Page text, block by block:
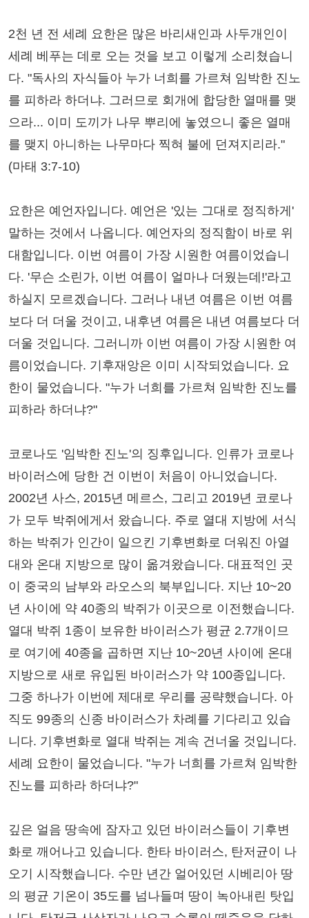
2천 년 전 세례 요한은 많은 바리새인과 사두개인이
세례 베푸는 데로 오는 것을 보고 이렇게 소리쳤습니
다. "독사의 자식들아 누가 너희를 가르쳐 임박한 진노
를 피하라 하더냐. 그러므로 회개에 합당한 열매를 맺
으라... 이미 도끼가 나무 뿌리에 놓였으니 좋은 열매
를 맺지 아니하는 나무마다 찍혀 불에 던져지리라."
(마태 3:7-10)
요한은 예언자입니다. 예언은 '있는 그대로 정직하게'
말하는 것에서 나옵니다. 예언자의 정직함이 바로 위
대함입니다. 이번 여름이 가장 시원한 여름이었습니
다. '무슨 소린가, 이번 여름이 얼마나 더웠는데!'라고
하실지 모르겠습니다. 그러나 내년 여름은 이번 여름
보다 더 더울 것이고, 내후년 여름은 내년 여름보다 더
더울 것입니다. 그러니까 이번 여름이 가장 시원한 여
름이었습니다. 기후재앙은 이미 시작되었습니다. 요
한이 물었습니다. "누가 너희를 가르쳐 임박한 진노를
피하라 하더냐?"
코로나도 '임박한 진노'의 징후입니다. 인류가 코로나
바이러스에 당한 건 이번이 처음이 아니었습니다.
2002년 사스, 2015년 메르스, 그리고 2019년 코로나
가 모두 박쥐에게서 왔습니다. 주로 열대 지방에 서식
하는 박쥐가 인간이 일으킨 기후변화로 더워진 아열
대와 온대 지방으로 많이 옮겨왔습니다. 대표적인 곳
이 중국의 남부와 라오스의 북부입니다. 지난 10~20
년 사이에 약 40종의 박쥐가 이곳으로 이전했습니다.
열대 박쥐 1종이 보유한 바이러스가 평균 2.7개이므
로 여기에 40종을 곱하면 지난 10~20년 사이에 온대
지방으로 새로 유입된 바이러스가 약 100종입니다.
그중 하나가 이번에 제대로 우리를 공략했습니다. 아
직도 99종의 신종 바이러스가 차례를 기다리고 있습
니다. 기후변화로 열대 박쥐는 계속 건너올 것입니다.
세례 요한이 물었습니다. "누가 너희를 가르쳐 임박한
진노를 피하라 하더냐?"
깊은 얼음 땅속에 잠자고 있던 바이러스들이 기후변
화로 깨어나고 있습니다. 한타 바이러스, 탄저균이 나
오기 시작했습니다. 수만 년간 얼어있던 시베리아 땅
의 평균 기온이 35도를 넘나들며 땅이 녹아내린 탓입